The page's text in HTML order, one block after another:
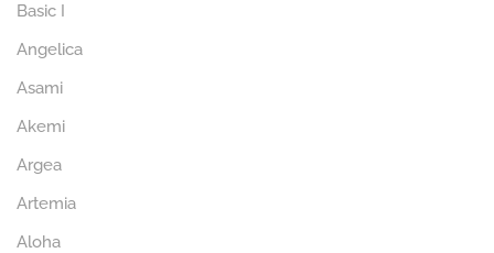
Basic I
Angelica
Asami
Akemi
Argea
Artemia
Aloha